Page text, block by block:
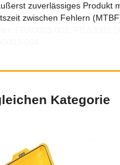
zuverlässiges Produkt
zwischen Fehlern
Kategorie